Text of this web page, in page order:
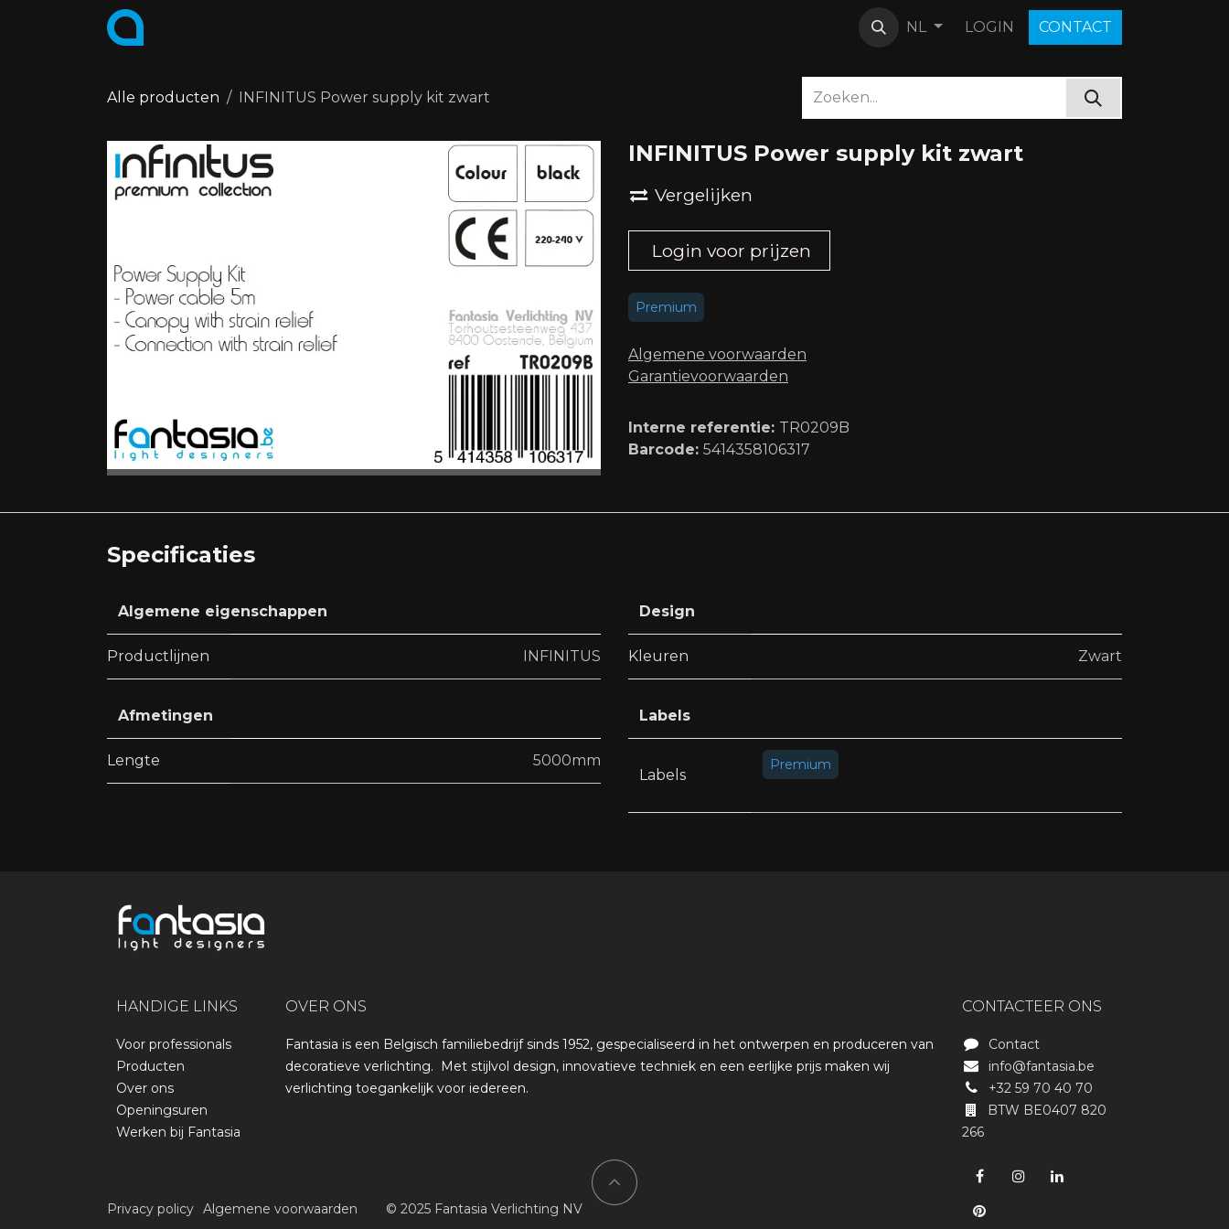
Overslaan naar inhoud
NL LOGIN C​O​N​​​​TACT
Alle producten INFINITUS Power supply kit zwart
INFINITUS Power supply kit zwart
Vergelijken
Login voor prijzen
Premium
Algemene voorwaard​en
Garantievoorwaarden
Interne referentie: TR0209B
Barcode: 5414358106317
Specificaties
Algemene eigenschappen
Productlijnen INFINITUS
Design
Kleuren Zwart
Afmetingen
Lengte 5000mm
Labels
Labels
Premium
HANDIGE LINKS
Voor professionals
Producten
Over ons
Openingsuren
Werken bij Fantasia
OVER ONS
Fantasia is een Belgisch familiebedrijf sinds 1952, gespecialiseerd in het ontwerpen en produceren van
decoratieve verlichting. Met stijlvol design, innovatieve techniek en een eerlijke prijs maken wij
verlichting toegankelijk voor iedereen.
CONTACTEER ONS
Contact
info@fantasia.be
+32 59 70 40 70
BTW BE0407 820
266
Privacy policy Algemene voorwaarden ​​​© 2025 Fantasia Verlichting NV